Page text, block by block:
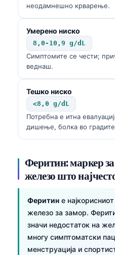
неодамнешно крварење.
Умерено ниско
8,0-10,9 g/dL
Симптомите се чести;
веднаш.
Тешко ниско
<8,0 g/dL
Потребна е итна
дишење, болка во
Феритин: маркер
железо што
Феритин е
железо за замор.
значи недостаток на
многу симптоматски
менструација и